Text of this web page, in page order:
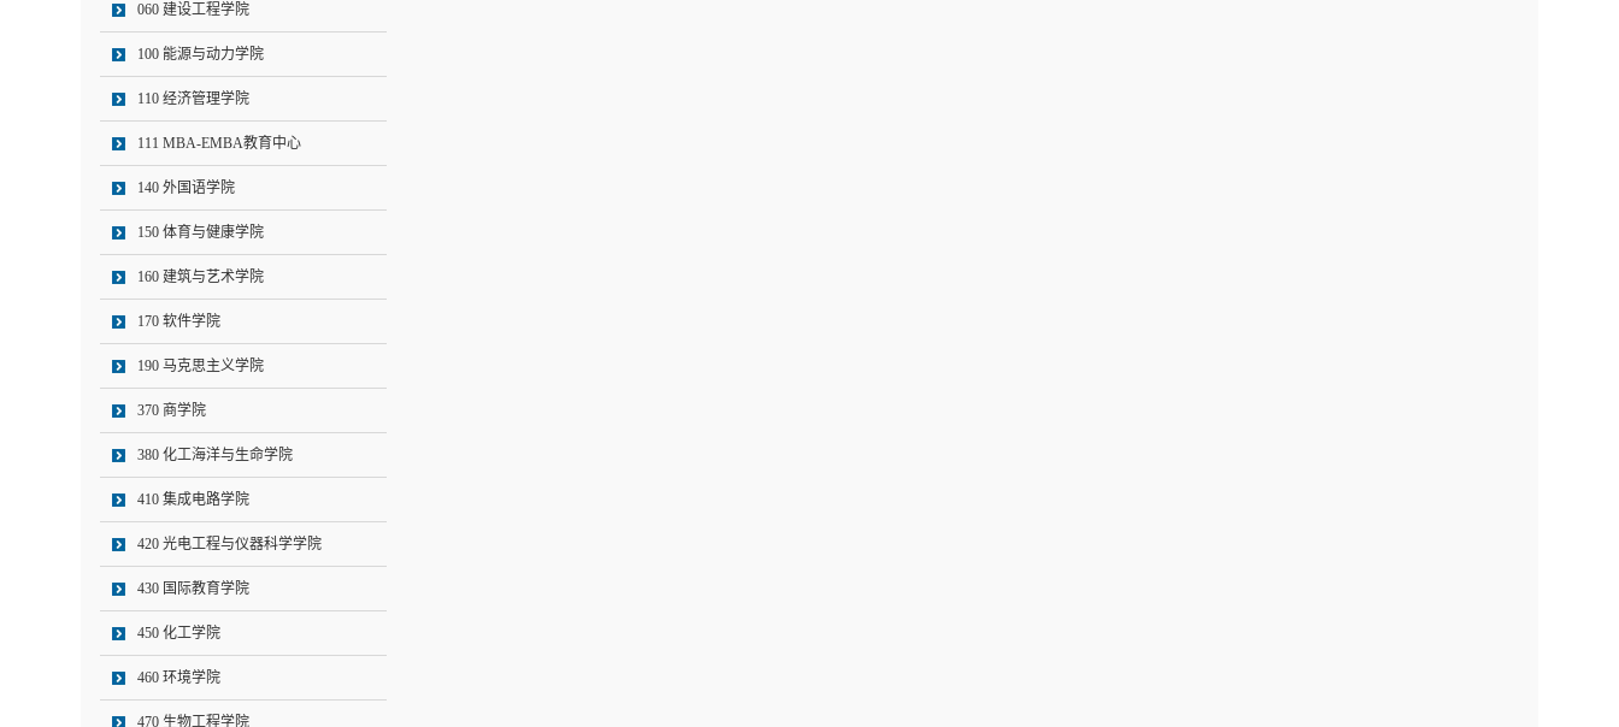
060 建设工程学院
100 能源与动力学院
110 经济管理学院
111 MBA-EMBA教育中心
140 外国语学院
150 体育与健康学院
160 建筑与艺术学院
170 软件学院
190 马克思主义学院
370 商学院
380 化工海洋与生命学院
410 集成电路学院
420 光电工程与仪器科学学院
430 国际教育学院
450 化工学院
460 环境学院
470 生物工程学院